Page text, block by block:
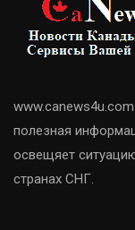
полезная
освещяет
странах СНГ.